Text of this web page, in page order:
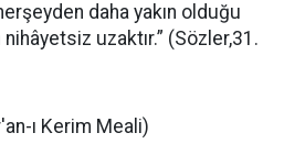
daha yakın olduğu
nihâyetsiz uzaktır.” (Sözler,31.
ı Kerim Meali)